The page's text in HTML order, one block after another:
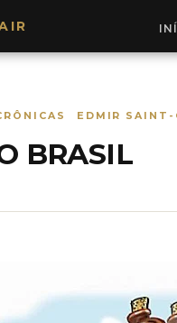
EDMIR SAINT-
BRASIL